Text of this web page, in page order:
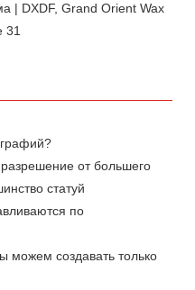
от большего
статуй
по
можем создавать только